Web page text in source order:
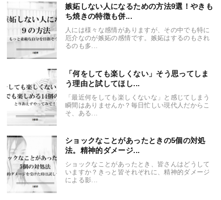
嫉妬しない人になるための方法9選！やきも
ち焼きの特徴も併...
人には様々な感情がありますが、その中でも特に
厄介なのが嫉妬の感情です。嫉妬はするのもされ
るのも多...
「何をしても楽しくない」そう思ってしま
う理由と試してほし...
「最近何をしても楽しくないな」と感じてしまう
瞬間はありませんか？毎日忙しい現代人だからこ
そ、ある...
ショックなことがあったときの5個の対処
法。精神的ダメージ...
ショックなことがあったとき、皆さんはどうして
いますか？きっと皆それぞれに、精神的ダメージ
による影...